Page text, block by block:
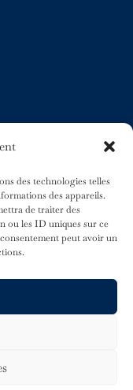
des technologies telles
des appareils.
de traiter des
ou les ID uniques sur ce
peut avoir un